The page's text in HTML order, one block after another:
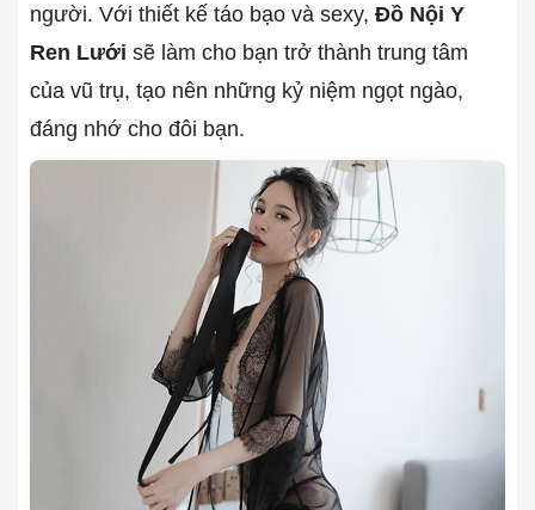
người. Với thiết kế táo bạo và sexy, Đồ Nội Y
Ren Lưới sẽ làm cho bạn trở thành trung tâm
của vũ trụ, tạo nên những kỷ niệm ngọt ngào,
đáng nhớ cho đôi bạn.